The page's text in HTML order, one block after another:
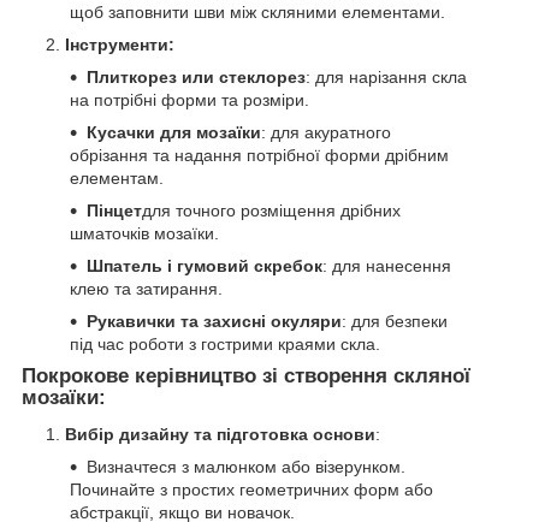
щоб заповнити шви між скляними елементами.
Інструменти:
Плиткорез или стеклорез: для нарізання скла
на потрібні форми та розміри.
Кусачки для мозаїки: для акуратного
обрізання та надання потрібної форми дрібним
елементам.
Пінцетдля точного розміщення дрібних
шматочків мозаїки.
Шпатель і гумовий скребок: для нанесення
клею та затирання.
Рукавички та захисні окуляри: для безпеки
під час роботи з гострими краями скла.
Покрокове керівництво зі створення скляної
мозаїки:
Вибір дизайну та підготовка основи:
Визначтеся з малюнком або візерунком.
Починайте з простих геометричних форм або
абстракції, якщо ви новачок.